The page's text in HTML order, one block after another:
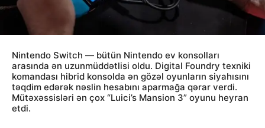
Nintendo Switch — bütün Nintendo ev konsolları
arasında ən uzunmüddətlisi oldu. Digital Foundry texniki
komandası hibrid konsolda ən gözəl oyunların siyahısını
təqdim edərək nəslin hesabını aparmağa qərar verdi.
Mütəxəssisləri ən çox “Luici’s Mansion 3” oyunu heyran
etdi.